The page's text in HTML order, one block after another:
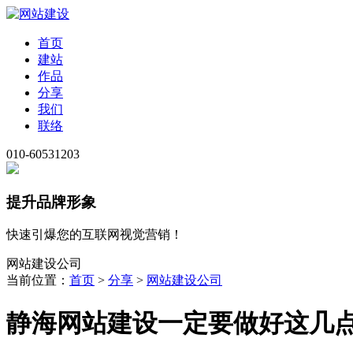
首页
建站
作品
分享
我们
联络
010-60531203
提升品牌形象
快速引爆您的互联网视觉营销！
网站建设公司
当前位置： 首页 > 分享 > 网站建设公司
静海网站建设一定要做好这几